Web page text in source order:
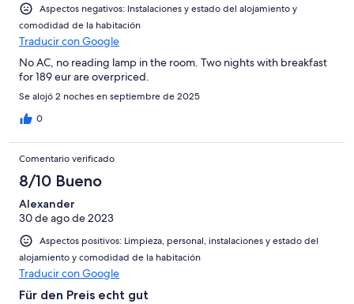
Aspectos negativos: Instalaciones y estado del alojamiento y
comodidad de la habitación
Traducir con Google
No AC, no reading lamp in the room. Two nights with breakfast
for 189 eur are overpriced.
Se alojó 2 noches en septiembre de 2025
0
Comentario verificado
8/10 Bueno
Alexander
30 de ago de 2023
Aspectos positivos: Limpieza, personal, instalaciones y estado del
alojamiento y comodidad de la habitación
Traducir con Google
Für den Preis echt gut